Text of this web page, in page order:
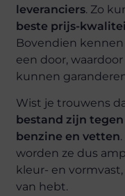
leveranciers. Zo
beste prijs-
Bovendien
een door,
kunnen
Wist je trouwens
bestand zijn
benzine en vetten
worden ze dus
kleur- en
van hebt.